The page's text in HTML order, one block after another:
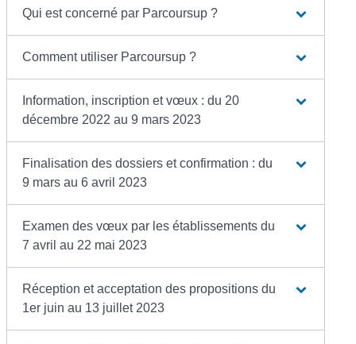
Qui est concerné par Parcoursup ?
Comment utiliser Parcoursup ?
Information, inscription et vœux : du 20
décembre 2022 au 9 mars 2023
Finalisation des dossiers et confirmation : du
9 mars au 6 avril 2023
Examen des vœux par les établissements du
7 avril au 22 mai 2023
Réception et acceptation des propositions du
1er juin au 13 juillet 2023